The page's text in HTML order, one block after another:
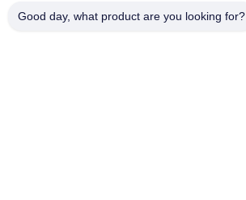
Visite D'usine
Good day, what product are you looking for?